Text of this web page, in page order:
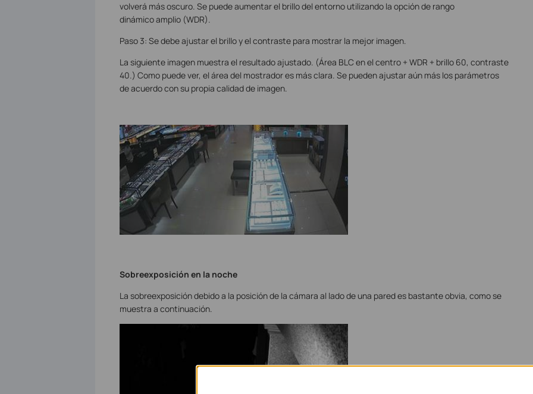
volverá más oscuro. Se puede aumentar el brillo del entorno utilizando la opción de rango
dinámico amplio (WDR).
Paso 3: Se debe ajustar el brillo y el contraste para mostrar la mejor imagen.
La siguiente imagen muestra el resultado ajustado. (Área BLC en el centro + WDR + brillo 60, contraste
40.) Como puede ver, el área del mostrador es más clara. Se pueden ajustar aún más los parámetros
de acuerdo con su propia calidad de imagen.
Sobreexposición en la noche
La sobreexposición debido a la posición de la cámara al lado de una pared es bastante obvia, como se
muestra a continuación.